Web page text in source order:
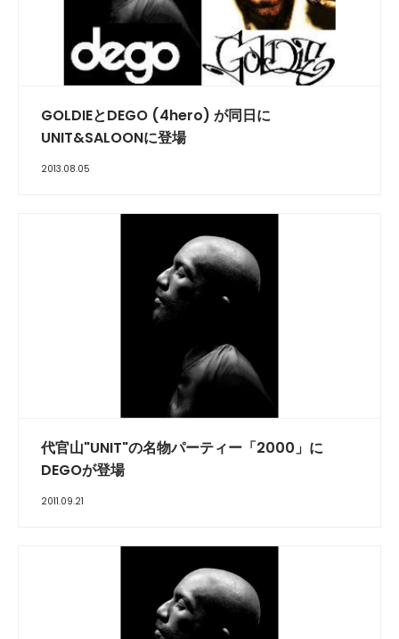
GOLDIEとDEGO (4hero) が同日に
UNIT&SALOONに登場
2013.08.05
代官山"UNIT"の名物パーティー「2000」に
DEGOが登場
2011.09.21